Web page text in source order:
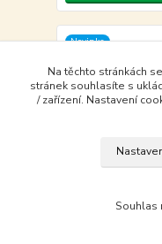
Novinka
Na těchto stránkách
stránek souhlasíte s
/ zařízení. Nastavení
Souhlas